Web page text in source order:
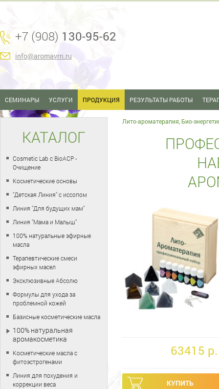
+7 (908) 130-95-62
info@aromavrn.ru
СЕМИНАРЫ УСЛУГИ ПРОДУКЦИЯ РЕЗУЛЬТАТЫ РАБОТЫ
Лито-ароматерапия, Био-
63415 p.
КАТАЛОГ
Cosmetic Lab с BioACP -
Очищение
Косметические основы
"Детская Линия" с иссопом
Линия "Для будущих мам"
Линия "Мама и Малыш"
100% натуральные эфирные
масла
Терапевтические смеси
эфирных масел
Эксклюзивные Абсолю
Формулы для ухода за
проблемной кожей
Базисные косметические масла
100% натуральная
аромакосметика
Косметические масла с
фитоэстрогенами
Линия для похудения и
коррекции веса